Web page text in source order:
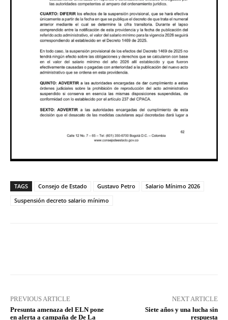
TAGS Consejo de Estado Gustavo Petro
Salario Mínimo 2026
Suspensión decreto salario mínimo
PREVIOUS ARTICLE
Presunta amenaza del ELN pone
en alerta a campaña de De La
NEXT ARTICLE
Siete años y una lucha sin
respuesta